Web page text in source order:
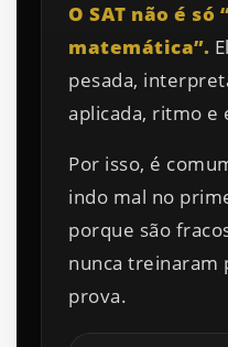
O SAT não é só
matemática”.
pesada,
aplicada, ritmo e
Por isso, é
indo mal no
porque são
nunca treinaram
prova.